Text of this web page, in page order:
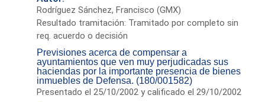
Rodríguez Sánchez, Francisco (GMX)
Resultado tramitación: Tramitado por completo sin
req. acuerdo o decisión
Previsiones acerca de compensar a
ayuntamientos que ven muy perjudicadas sus
haciendas por la importante presencia de bienes
inmuebles de Defensa. (180/001582)
Presentado el 25/10/2002 y calificado el 29/10/2002